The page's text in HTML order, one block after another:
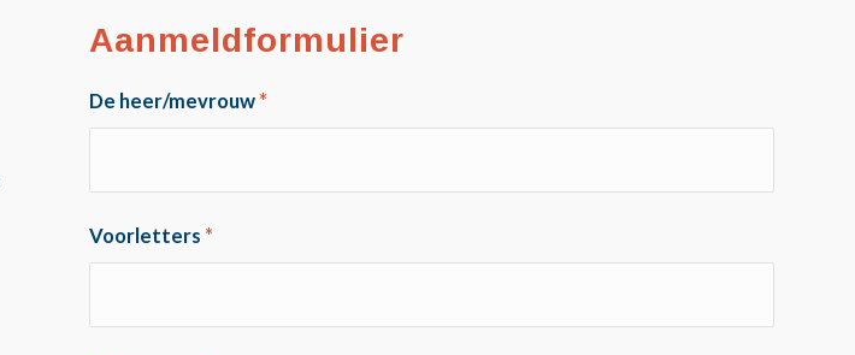
Aanmeldformulier
De heer/mevrouw *
Voorletters *